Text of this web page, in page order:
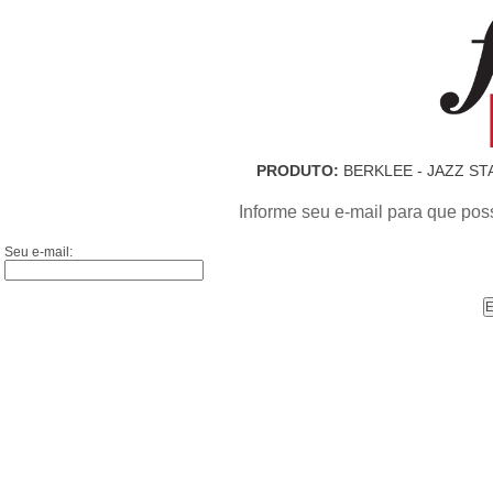
PRODUTO: BERKLEE - JAZZ
Informe seu e-mail para que
Seu e-mail: